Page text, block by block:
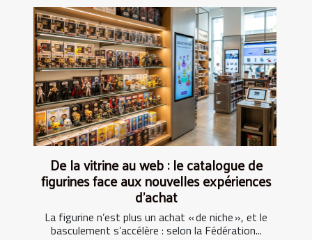
De la vitrine au web : le catalogue de
figurines face aux nouvelles expériences
d’achat
La figurine n’est plus un achat « de niche », et le
basculement s’accélère : selon la Fédération...